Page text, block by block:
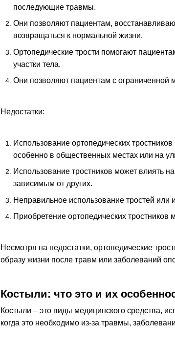
последующие травмы.
Они позволяют пациентам,
возвращаться к нормальной жизни.
Ортопедические трости помогают
участки тела.
Они позволяют пациентам с ограниченной
Недостатки:
Использование ортопедических
особенно в общественных местах или на
Использование тростников может влиять
зависимым от других.
Неправильное использование тростей или
Приобретение ортопедических
Несмотря на недостатки, ортопедические
образу жизни после травм или заболеваний
Костыли: что это и их
Костыли – это виды медицинского средства,
когда это необходимо из-за травмы,